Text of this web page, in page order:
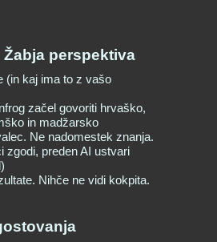
Žabja perspektiva
(in kaj ima to z vašo
začel govoriti hrvaško,
in madžarsko
Ne nadomestek znanja.
zgodi, preden AI ustvari
Nihče ne vidi kokpita.